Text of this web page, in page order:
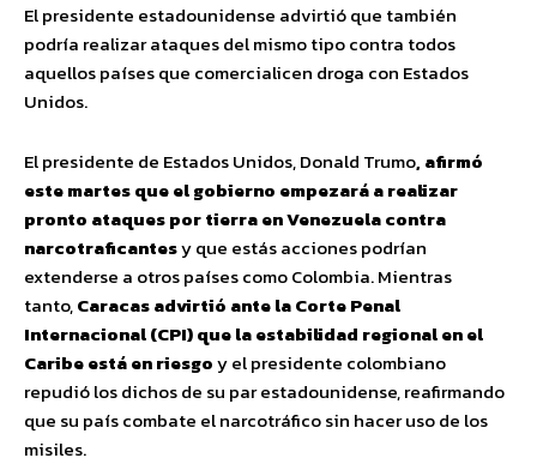
El presidente estadounidense advirtió que también
podría realizar ataques del mismo tipo contra todos
aquellos países que comercialicen droga con Estados
Unidos.
El presidente de Estados Unidos, Donald Trumo, afirmó
este martes que el gobierno empezará a realizar
pronto ataques por tierra en Venezuela contra
narcotraficantesy que estás acciones podrían
extenderse a otros países como Colombia. Mientras
tanto,Caracas advirtió ante la Corte Penal
Internacional (CPI) que la estabilidad regional en el
Caribe está en riesgoy el presidente colombiano
repudió los dichos de su par estadounidense, reafirmando
que su país combate el narcotráfico sin hacer uso de los
misiles.